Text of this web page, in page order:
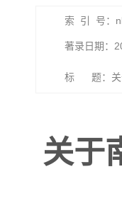
索 引 号：
著录日期：
标 题：关于
关于